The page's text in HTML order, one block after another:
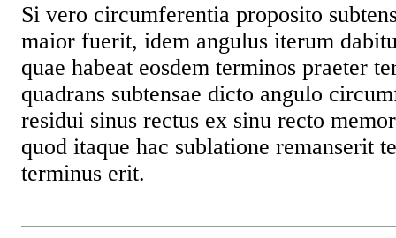
Si vero circumferentia proposito
maior fuerit, idem angulus iterum
quae habeat eosdem terminos praeter
quadrans subtensae dicto angulo
residui sinus rectus ex sinu recto
quod itaque hac sublatione remanserit
terminus erit.